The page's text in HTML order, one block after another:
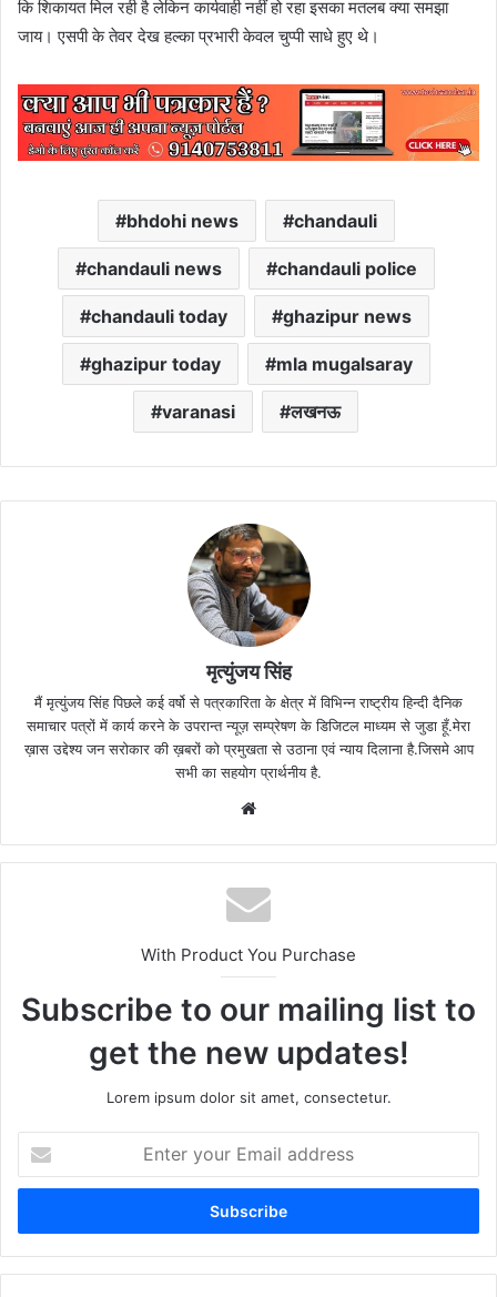
कि शिकायत मिल रही है लेकिन कार्यवाही नहीं हो रहा इसका मतलब क्या समझा
जाय। एसपी के तेवर देख हल्का प्रभारी केवल चुप्पी साधे हुए थे।
bhdohi news chandauli
chandauli news chandauli police
chandauli today ghazipur news
ghazipur today mla mugalsaray
varanasi लखनऊ
मृत्युंजय सिंह
मैं मृत्युंजय सिंह पिछले कई वर्षो से पत्रकारिता के क्षेत्र में विभिन्न राष्ट्रीय हिन्दी दैनिक
समाचार पत्रों में कार्य करने के उपरान्त न्यूज़ सम्प्रेषण के डिजिटल माध्यम से जुडा हूँ.मेरा
ख़ास उद्देश्य जन सरोकार की ख़बरों को प्रमुखता से उठाना एवं न्याय दिलाना है.जिसमे आप
सभी का सहयोग प्रार्थनीय है.
With Product You Purchase
Subscribe to our mailing list to
get the new updates!
Lorem ipsum dolor sit amet, consectetur.
your
Email